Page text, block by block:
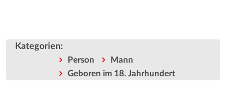
Kategorien:
Person
Mann
Geboren im 18. Jahrhundert